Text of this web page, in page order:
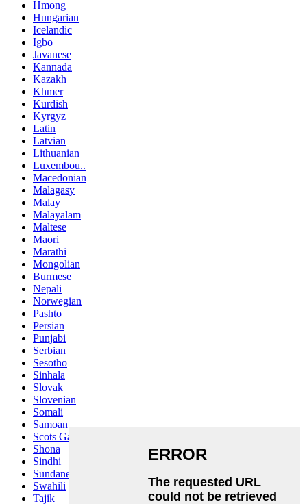
Hmong
Hungarian
Icelandic
Igbo
Javanese
Kannada
Kazakh
Khmer
Kurdish
Kyrgyz
Latin
Latvian
Lithuanian
Luxembou..
Macedonian
Malagasy
Malay
Malayalam
Maltese
Maori
Marathi
Mongolian
Burmese
Nepali
Norwegian
Pashto
Persian
Punjabi
Serbian
Sesotho
Sinhala
Slovak
Slovenian
Somali
Samoan
Scots Gaelic
Shona
Sindhi
Sundanese
Swahili
Tajik